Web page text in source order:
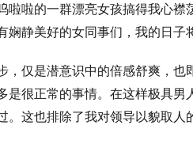
啦啦的一群漂亮女孩搞得我心襟
静美好的女同事们，我的日子
，仅是潜意识中的倍感舒爽，也
是很正常的事情。在这样极具男
这也排除了我对领导以貌取人